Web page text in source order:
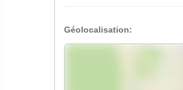
Géolocalisation: